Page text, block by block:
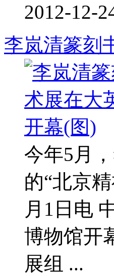
2012-12-
李岚清篆刻
今年5月
的“北京
月1日电
博物馆开
展组 ...